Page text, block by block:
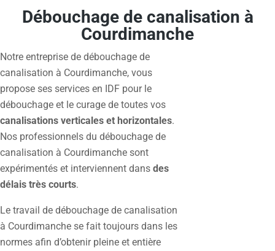
Débouchage de canalisation à
Courdimanche
Notre entreprise de débouchage de
canalisation à Courdimanche, vous
propose ses services en IDF pour le
débouchage et le curage de toutes vos
canalisations verticales et horizontales.
Nos professionnels du débouchage de
canalisation à Courdimanche sont
expérimentés et interviennent dans des
délais très courts.
Le travail de débouchage de canalisation
à Courdimanche se fait toujours dans les
normes afin d’obtenir pleine et entière